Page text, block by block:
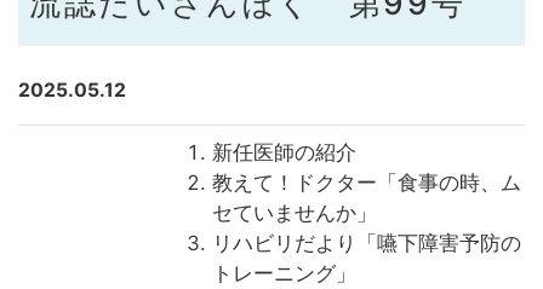
2025.05.12
新任医師の紹介
教えて！ドクター「食事の時、ム
セていませんか」
リハビリだより「嚥下障害予防の
トレーニング」